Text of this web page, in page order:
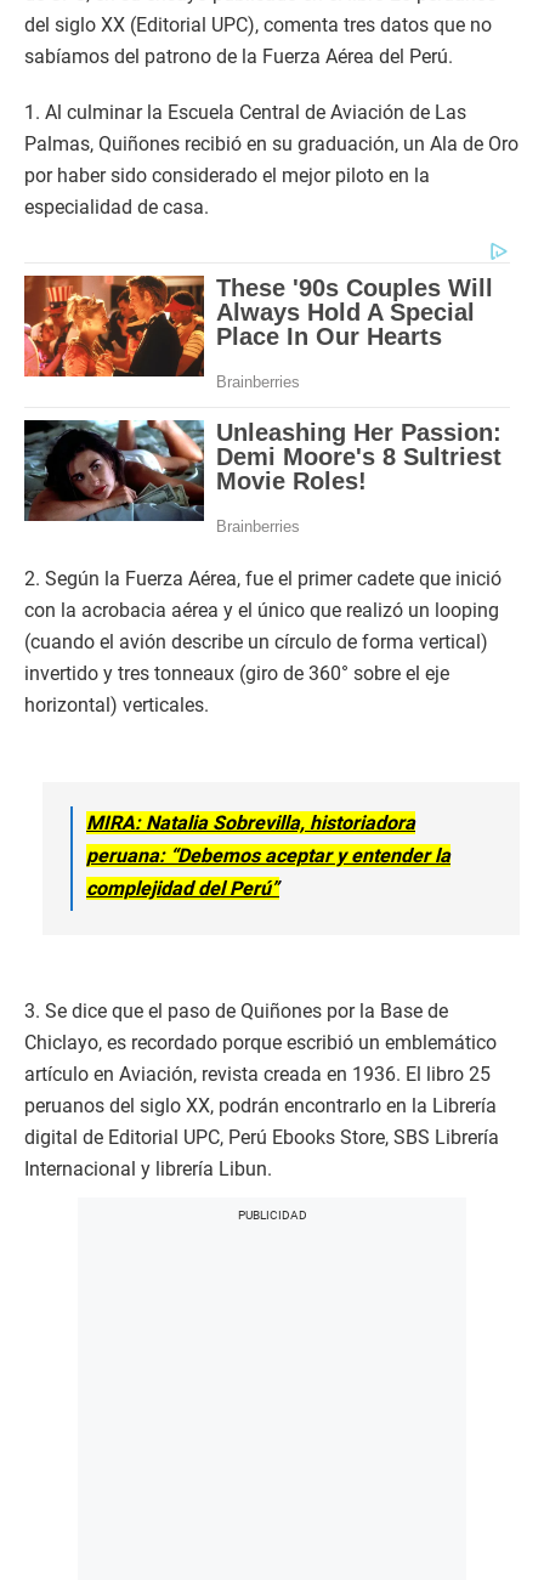
del siglo XX (Editorial UPC), comenta tres datos que no
sabíamos del patrono de la Fuerza Aérea del Perú.
1. Al culminar la Escuela Central de Aviación de Las
Palmas, Quiñones recibió en su graduación, un Ala de Oro
por haber sido considerado el mejor piloto en la
especialidad de casa.
2. Según la Fuerza Aérea, fue el primer cadete que inició
con la acrobacia aérea y el único que realizó un looping
(cuando el avión describe un círculo de forma vertical)
invertido y tres tonneaux (giro de 360° sobre el eje
horizontal) verticales.
MIRA: Natalia Sobrevilla, historiadora
peruana: “Debemos aceptar y entender la
complejidad del Perú”
3. Se dice que el paso de Quiñones por la Base de
Chiclayo, es recordado porque escribió un emblemático
artículo en Aviación, revista creada en 1936. El libro 25
peruanos del siglo XX, podrán encontrarlo en la Librería
digital de Editorial UPC, Perú Ebooks Store, SBS Librería
Internacional y librería Libun.